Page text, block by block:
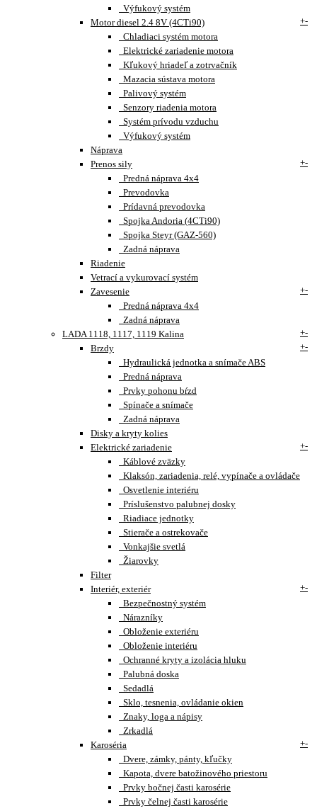
Výfukový systém
Motor diesel 2.4 8V (4CTi90)
+-
Chladiaci systém motora
Elektrické zariadenie motora
Kľukový hriadeľ a zotrvačník
Mazacia sústava motora
Palivový systém
Senzory riadenia motora
Systém prívodu vzduchu
Výfukový systém
Náprava
Prenos sily
+-
Predná náprava 4x4
Prevodovka
Prídavná prevodovka
Spojka Andoria (4CTi90)
Spojka Steyr (GAZ-560)
Zadná náprava
Riadenie
Vetrací a vykurovací systém
Zavesenie
+-
Predná náprava 4x4
Zadná náprava
LADA 1118, 1117, 1119 Kalina
+-
Brzdy
+-
Hydraulická jednotka a snímače ABS
Predná náprava
Prvky pohonu bŕzd
Spínače a snímače
Zadná náprava
Disky a kryty kolies
Elektrické zariadenie
+-
Káblové zväzky
Klaksón, zariadenia, relé, vypínače a ovládače
Osvetlenie interiéru
Príslušenstvo palubnej dosky
Riadiace jednotky
Stierače a ostrekovače
Vonkajšie svetlá
Žiarovky
Filter
Interiér, exteriér
+-
Bezpečnostný systém
Nárazníky
Obloženie exteriéru
Obloženie interiéru
Ochranné kryty a izolácia hluku
Palubná doska
Sedadlá
Sklo, tesnenia, ovládanie okien
Znaky, loga a nápisy
Zrkadlá
Karoséria
+-
Dvere, zámky, pánty, kľučky
Kapota, dvere batožinového priestoru
Prvky bočnej časti karosérie
Prvky čelnej časti karosérie